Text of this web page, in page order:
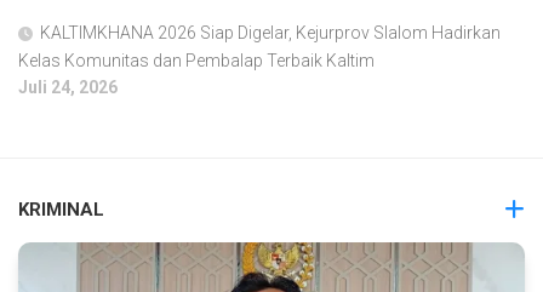
KALTIMKHANA 2026 Siap Digelar, Kejurprov Slalom Hadirkan
Kelas Komunitas dan Pembalap Terbaik Kaltim
Juli 24, 2026
KRIMINAL